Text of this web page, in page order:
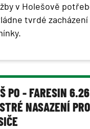
v Holešově
tvrdé zacházení
PO - FARESIN
NASAZENÍ PRO